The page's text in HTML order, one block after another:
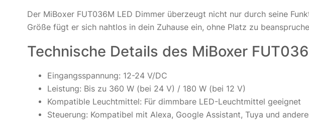
Der MiBoxer FUT036M LED Dimmer überzeugt nicht nur durch seine
Größe fügt er sich nahtlos in dein Zuhause ein, ohne Platz zu
Technische Details des MiBoxer
Eingangsspannung: 12-24 V/DC
Leistung: Bis zu 360 W (bei 24 V) / 180 W (bei 12 V)
Kompatible Leuchtmittel: Für dimmbare LED-Leuchtmittel geeignet
Steuerung: Kompatibel mit Alexa, Google Assistant, Tuya und